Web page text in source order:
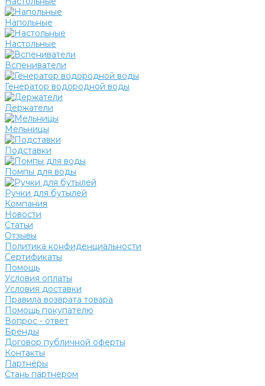
Напольные
Настольные
Вспениватели
Генератор водородной воды
Держатели
Мельницы
Подставки
Помпы для воды
Ручки для бутылей
Компания
Новости
Статьи
Отзывы
Политика конфиденциальности
Сертификаты
Помощь
Условия оплаты
Условия доставки
Правила возврата товара
Помощь покупателю
Вопрос - ответ
Бренды
Договор публичной оферты
Контакты
Партнёры
Стань партнером